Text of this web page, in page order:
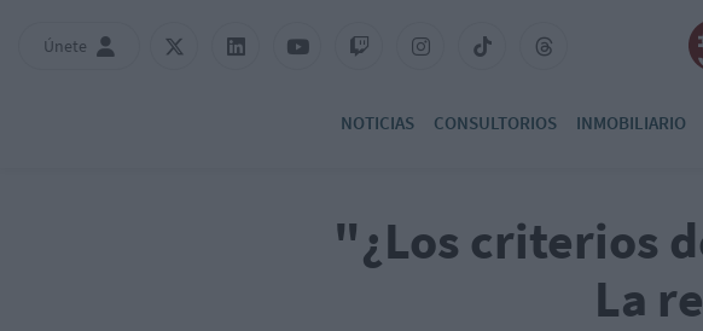
Únete
NOTICIAS CONSULTORIOS INMOBILIARIO
"¿Los criterios
La